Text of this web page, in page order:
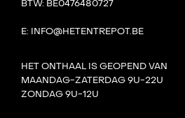
BTW: BE0476480727
E: INFO@HETENTREPOT.BE
HET ONTHAAL IS GEOPEND VAN
MAANDAG-ZATERDAG 9U-22U
ZONDAG 9U-12U